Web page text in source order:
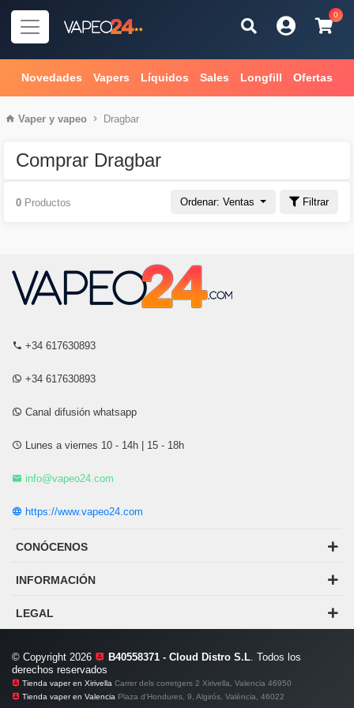
0
Novedades Vapers Líquidos Sales Longfill Ofertas
Vaper y vapeo Dragbar
Comprar Dragbar
Ordenar: Ventas Filtrar
0 Productos
+34 617630893
+34 617630893
Canal difusión whatsapp
Lunes a viernes 10 - 14h | 15 - 18h
info@vapeo24.com
https://www.vapeo24.com
CONÓCENOS
INFORMACIÓN
LEGAL
© Copyright 2026 B40558371 - Cloud Distro S.L. Todos los
derechos reservados
Tienda vaper en Xirivella Carrer dels corretgers 2 Xirivella, Valencia 46950
Tienda vaper en Valencia Plaza d'Hondures, 9, Algirós, València, 46022